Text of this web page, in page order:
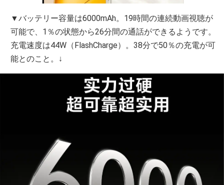
▼バッテリー容量は6000mAh。19時間の連続動画視聴が
可能で、1％の状態から26分間の通話ができるようです。
充電速度は44W（FlashCharge）。38分で50％の充電が可
能とのこと。↓